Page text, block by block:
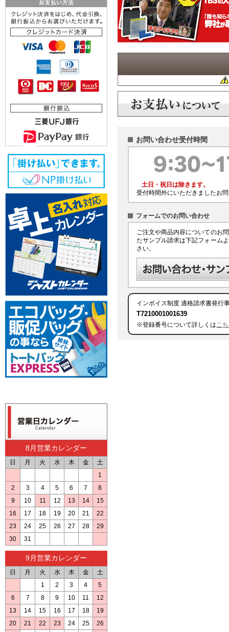
お問い合わせ受付時間
土日・祝日は除きます。
受付時間外にいただきましたお
フォームでのお問い合わせ
ご注文や商品内容についてのお
たサンプル請求は下記フォーム
さい。
インボイス制度 適格請求書発行
T7210001001639
※登録番号について詳しくはこ
8月営業カレンダー
日 月 火 水 木 金
土
1
2
3 4 5 6 7
8
9
10 11 12 13 14
15
16
17 18 19 20 21
22
23
24 25 26 27 28
29
30
31
9月営業カレンダー
日 月 火 水 木 金
土
1
2 3 4
5
6
7 8 9 10 11
12
13
14 15 16 17 18
19
20
21 22 23 24 25
26